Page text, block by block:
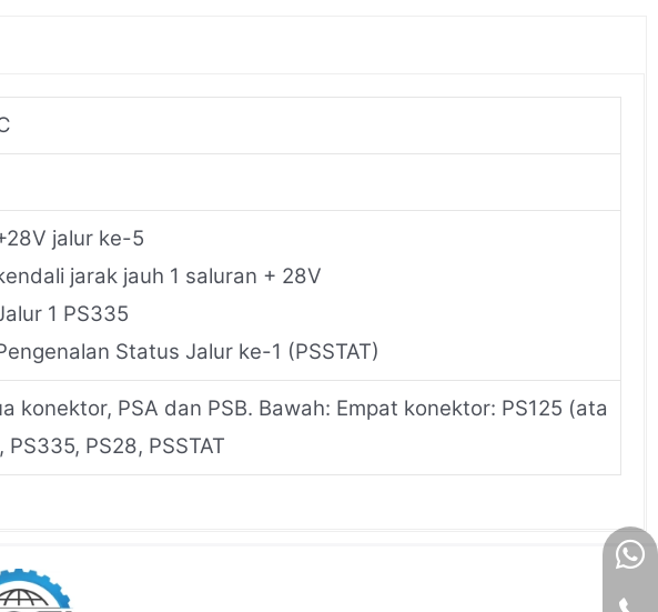
jalur ke-5
jarak jauh 1 saluran + 28V
1 PS335
Status Jalur ke-1 (PSSTAT)
konektor, PSA dan PSB. Bawah: Empat konektor: PS125 (ata
PS335, PS28, PSSTAT